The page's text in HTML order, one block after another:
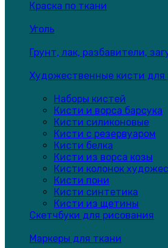
Краска по ткани
Уголь
Грунт, лак, разбавители,
Художественные кисти для
Наборы кистей
Кисти и ворса барсука
Кисти силиконовые
Кисти с резервуаром
Кисти белка
Кисти из ворса козы
Кисти колонок
Кисти пони
Кисти синтетика
Кисти из щетины
Скетчбуки для рисования
Маркеры для ткани